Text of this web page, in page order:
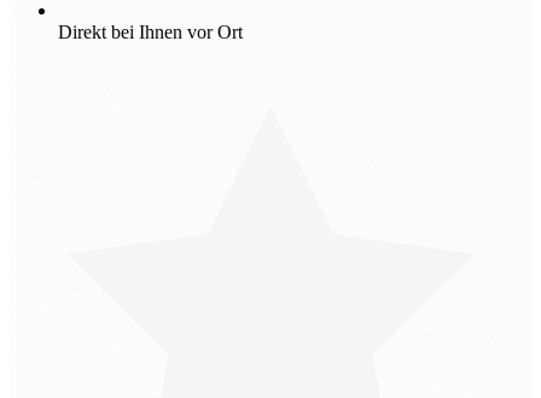
Direkt bei Ihnen vor Ort